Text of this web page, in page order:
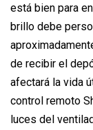
está bien para
brillo debe
de recibir el
afectará la vida
control remoto
luces del